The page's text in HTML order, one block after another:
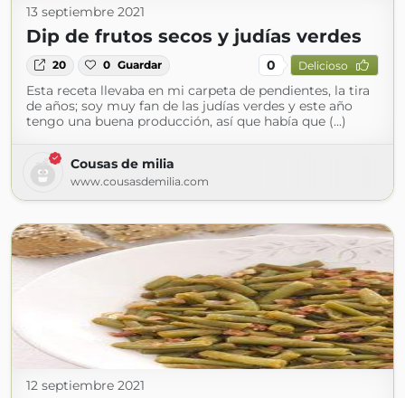
13 septiembre 2021
Dip de frutos secos y judías verdes
20 0 Guardar 0 Delicioso
Esta receta llevaba en mi carpeta de pendientes, la tira
de años; soy muy fan de las judías verdes y este año
tengo una buena producción, así que había que (...)
Cousas de milia
www.cousasdemilia.com
12 septiembre 2021